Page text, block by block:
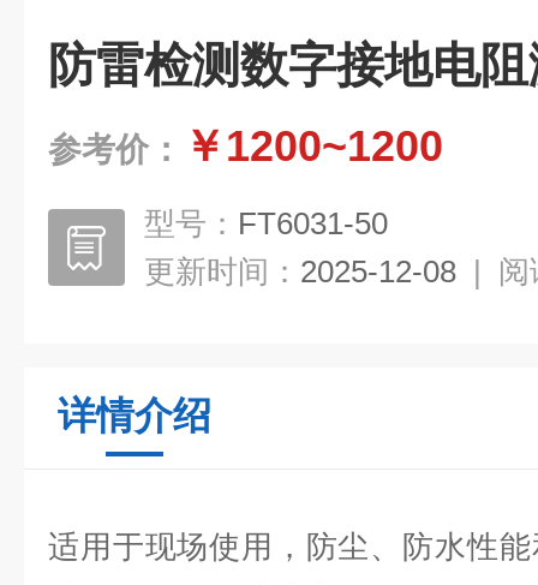
防雷检测数字接地电
参考价： ￥1200~1200
型号： FT6031-50
更新时间： 2025-12-08 | 阅
详情介绍
适用于现场使用，防尘、防水性